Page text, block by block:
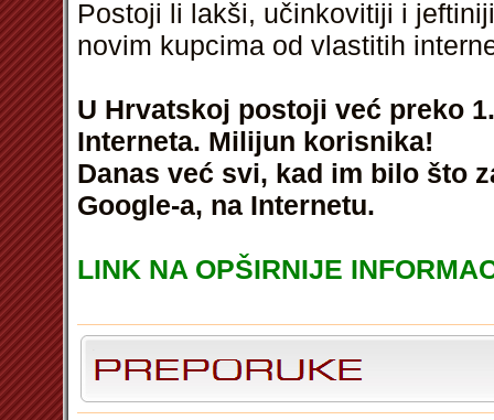
Postoji li lakši, učinkovitiji i
novim kupcima od vlastitih
U Hrvatskoj postoji već preko
Interneta. Milijun korisnika!
Danas već svi, kad im bilo što
Google-a, na Internetu.
LINK NA OPŠIRNIJE